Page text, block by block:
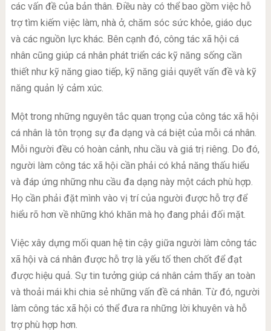
các vấn đề của bản thân. Điều này có thể bao gồm việc hỗ
trợ tìm kiếm việc làm, nhà ở, chăm sóc sức khỏe, giáo dục
và các nguồn lực khác. Bên cạnh đó, công tác xã hội cá
nhân cũng giúp cá nhân phát triển các kỹ năng sống cần
thiết như kỹ năng giao tiếp, kỹ năng giải quyết vấn đề và kỹ
năng quản lý cảm xúc.
Một trong những nguyên tắc quan trọng của công tác xã hội
cá nhân là tôn trọng sự đa dạng và cá biệt của mỗi cá nhân.
Mỗi người đều có hoàn cảnh, nhu cầu và giá trị riêng. Do đó,
người làm công tác xã hội cần phải có khả năng thấu hiểu
và đáp ứng những nhu cầu đa dạng này một cách phù hợp.
Họ cần phải đặt mình vào vị trí của người được hỗ trợ để
hiểu rõ hơn về những khó khăn mà họ đang phải đối mặt.
Việc xây dựng mối quan hệ tin cậy giữa người làm công tác
xã hội và cá nhân được hỗ trợ là yếu tố then chốt để đạt
được hiệu quả. Sự tin tưởng giúp cá nhân cảm thấy an toàn
và thoải mái khi chia sẻ những vấn đề cá nhân. Từ đó, người
làm công tác xã hội có thể đưa ra những lời khuyên và hỗ
trợ phù hợp hơn.